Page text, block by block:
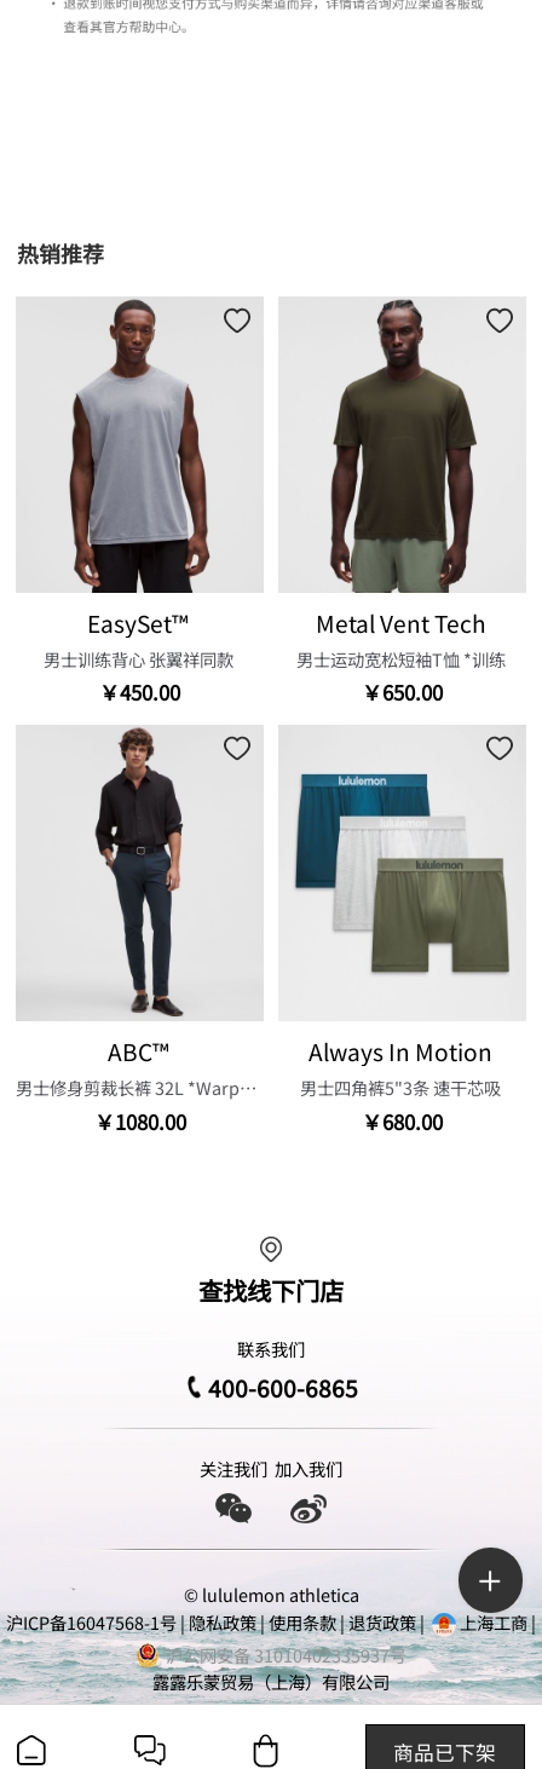
商品已下架
热销推荐
EasySet™
男士训练背心 张翼祥同款
￥450.00
Metal Vent Tech
男士运动宽松短袖T恤 *训练
￥650.00
ABC™
男士修身剪裁长裤 32L *Warpstreme™
￥1080.00
Always In Motion
男士四角裤5"3条 速干芯吸
￥680.00
查找线下门店
联系我们
400-600-6865
关注我们 加入我们
© lululemon athletica
沪ICP备16047568-1号|隐私政策|使用条款|退货政策| 上海工商|
沪公网安备 31010402335937号
露露乐蒙贸易（上海）有限公司